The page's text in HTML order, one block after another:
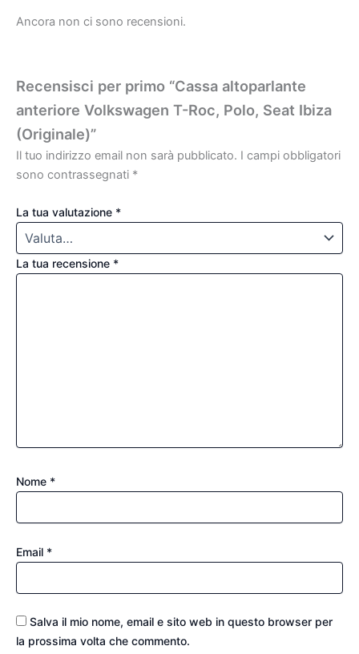
Ancora non ci sono recensioni.
Recensisci per primo “Cassa altoparlante
anteriore Volkswagen T-Roc, Polo, Seat Ibiza
(Originale)”
Il tuo indirizzo email non sarà pubblicato. I campi obbligatori
sono contrassegnati *
La tua valutazione *
La tua recensione *
Nome *
Email *
Salva il mio nome, email e sito web in questo browser per
la prossima volta che commento.